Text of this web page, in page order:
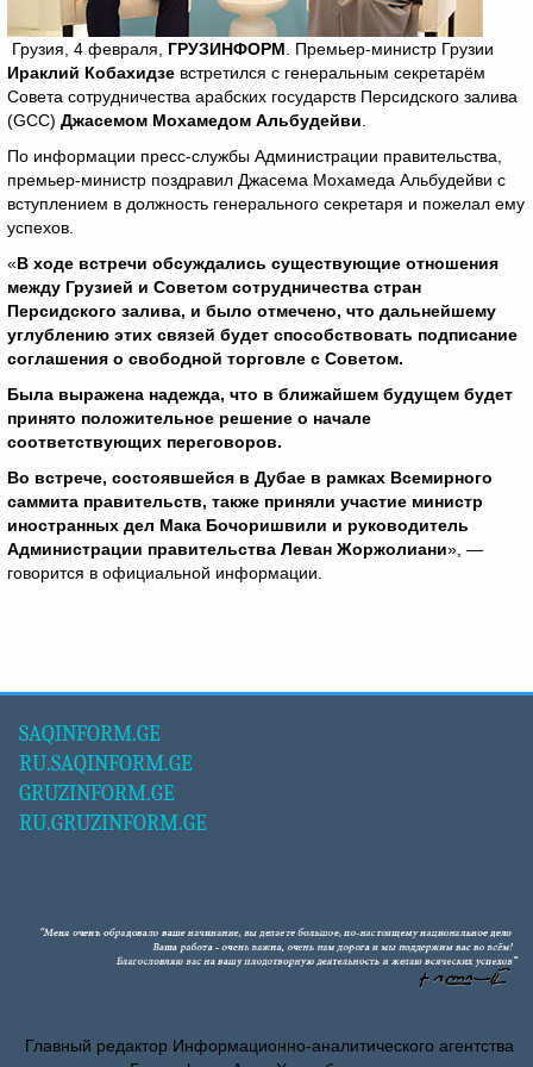
Грузия, 4 февраля, ГРУЗИНФОРМ . Премьер-министр Грузии
Ираклий Кобахидзе встретился с генеральным секретарём
Совета сотрудничества арабских государств Персидского залива
(GCC) Джасемом Мохамедом Альбудейви
По информации пресс-службы Администрации правительства,
премьер-министр поздравил Джасема Мохамеда Альбудейви с
вступлением в должность генерального секретаря и пожелал ему
успехов.
«В ходе встречи обсуждались существующие отношения
между Грузией и Советом сотрудничества стран
Персидского залива, и было отмечено, что дальнейшему
углублению этих связей будет способствовать подписание
соглашения о свободной торговле с Советом.
Была выражена надежда, что в ближайшем будущем будет
принято положительное решение о начале
соответствующих переговоров.
Во встрече, состоявшейся в Дубае в рамках Всемирного
саммита правительств, также приняли участие министр
иностранных дел Мака Бочоришвили и руководитель
Администрации правительства Леван Жоржолиани», —
говорится в официальной информации.
SAQINFORM.GE
RU.SAQINFORM.GE
GRUZINFORM.GE
RU.GRUZINFORM.GE
Главный редактор Информационно-аналитического агентства